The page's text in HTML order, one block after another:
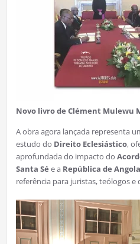
Novo livro de Clément Mulewu
A obra agora lançada representa
estudo do Direito Eclesiástico,
aprofundada do impacto do
Santa Sé e a República de Angola
referência para juristas, teólogos